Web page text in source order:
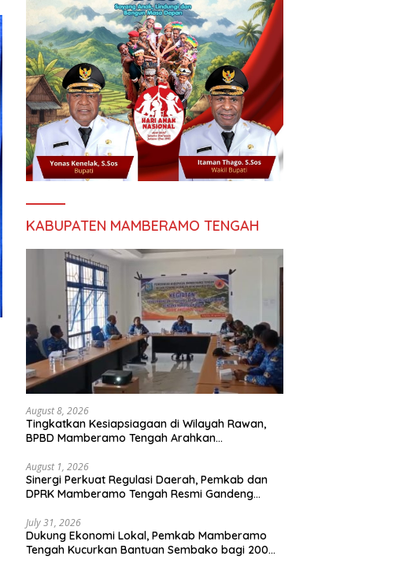
KABUPATEN MAMBERAMO TENGAH
August 8, 2026
Tingkatkan Kesiapsiagaan di Wilayah Rawan,
BPBD Mamberamo Tengah Arahkan
August 1, 2026
Sinergi Perkuat Regulasi Daerah, Pemkab dan
DPRK Mamberamo Tengah Resmi Gandeng
July 31, 2026
Dukung Ekonomi Lokal, Pemkab Mamberamo
Tengah Kucurkan Bantuan Sembako bagi 200